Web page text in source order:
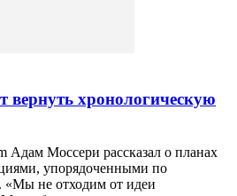
вернуть хронологическую
Адам Моссери рассказал о планах
упорядоченными по
«Мы не отходим от идеи